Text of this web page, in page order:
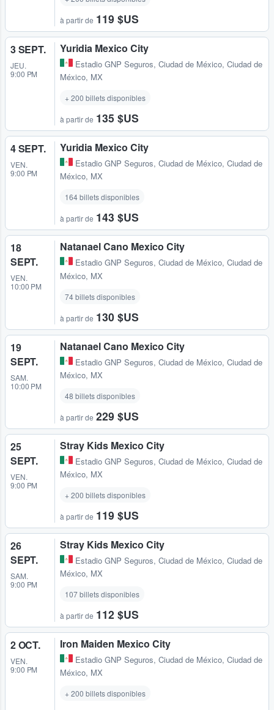
à partir de 119 $US
3 SEPT.
JEU.
9:00 PM
Yuridia Mexico City
Estadio GNP Seguros, Ciudad de México, Ciudad de
México, MX
+ 200 billets disponibles
à partir de 135 $US
4 SEPT.
VEN.
9:00 PM
Yuridia Mexico City
Estadio GNP Seguros, Ciudad de México, Ciudad de
México, MX
164 billets disponibles
à partir de 143 $US
18
SEPT.
VEN.
10:00 PM
Natanael Cano Mexico City
Estadio GNP Seguros, Ciudad de México, Ciudad de
México, MX
74 billets disponibles
à partir de 130 $US
19
SEPT.
SAM.
10:00 PM
Natanael Cano Mexico City
Estadio GNP Seguros, Ciudad de México, Ciudad de
México, MX
48 billets disponibles
à partir de 229 $US
25
SEPT.
VEN.
9:00 PM
Stray Kids Mexico City
Estadio GNP Seguros, Ciudad de México, Ciudad de
México, MX
+ 200 billets disponibles
à partir de 119 $US
26
SEPT.
SAM.
9:00 PM
Stray Kids Mexico City
Estadio GNP Seguros, Ciudad de México, Ciudad de
México, MX
107 billets disponibles
à partir de 112 $US
2 OCT.
VEN.
9:00 PM
Iron Maiden Mexico City
Estadio GNP Seguros, Ciudad de México, Ciudad de
México, MX
+ 200 billets disponibles